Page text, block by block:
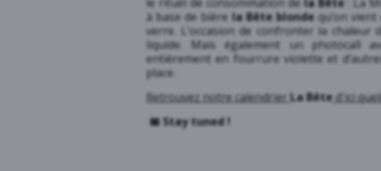
à base de bière la Bête blondequ’on
verre. L’occasion de confronter la
liquide. Mais également un photocall
entièrement en fourrure violette et
place.
Retrouvez notre calendrier La Bêted'ici
📅 Stay tuned !